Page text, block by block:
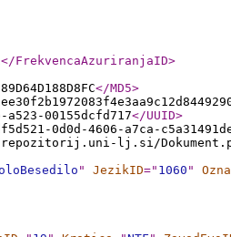
</FrekvencaAzuriranjaID>
</MD5>
a523-00155dcfd717</UUID>
0d0d-4606-a7ca-
lj.si/
" JezikID=" 1060 "